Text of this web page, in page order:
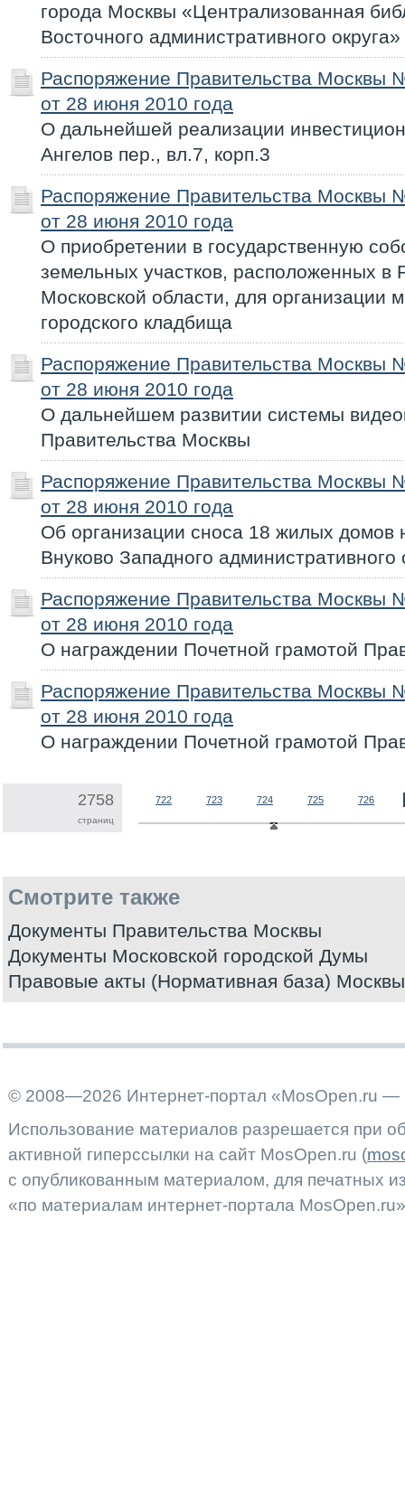
города Москвы «Централизованная
Восточного административного округа»
Распоряжение Правительства Москвы
от 28 июня 2010 года
О дальнейшей реализации
Ангелов пер., вл.7, корп.3
Распоряжение Правительства Москвы
от 28 июня 2010 года
О приобретении в государственную
земельных участков, расположенных в
Московской области, для организации
городского кладбища
Распоряжение Правительства Москвы
от 28 июня 2010 года
О дальнейшем развитии системы
Правительства Москвы
Распоряжение Правительства Москвы
от 28 июня 2010 года
Об организации сноса 18 жилых домов
Внуково Западного административного
Распоряжение Правительства Москвы
от 28 июня 2010 года
О награждении Почетной грамотой
Распоряжение Правительства Москвы
от 28 июня 2010 года
О награждении Почетной грамотой
2758
страниц
722 723 724 725 726
Смотрите также
Документы Правительства Москвы
Документы Московской городской Думы
Правовые акты (Нормативная база) Москвы
© 2008—2026 Интернет-портал «MosOpen.ru —
Использование материалов разрешается при
активной гиперссылки на сайт MosOpen.ru (
с опубликованным материалом, для печатных
«по материалам интернет-портала